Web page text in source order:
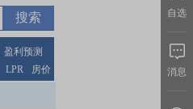
盈利预测
LPR 房价
自选
消息